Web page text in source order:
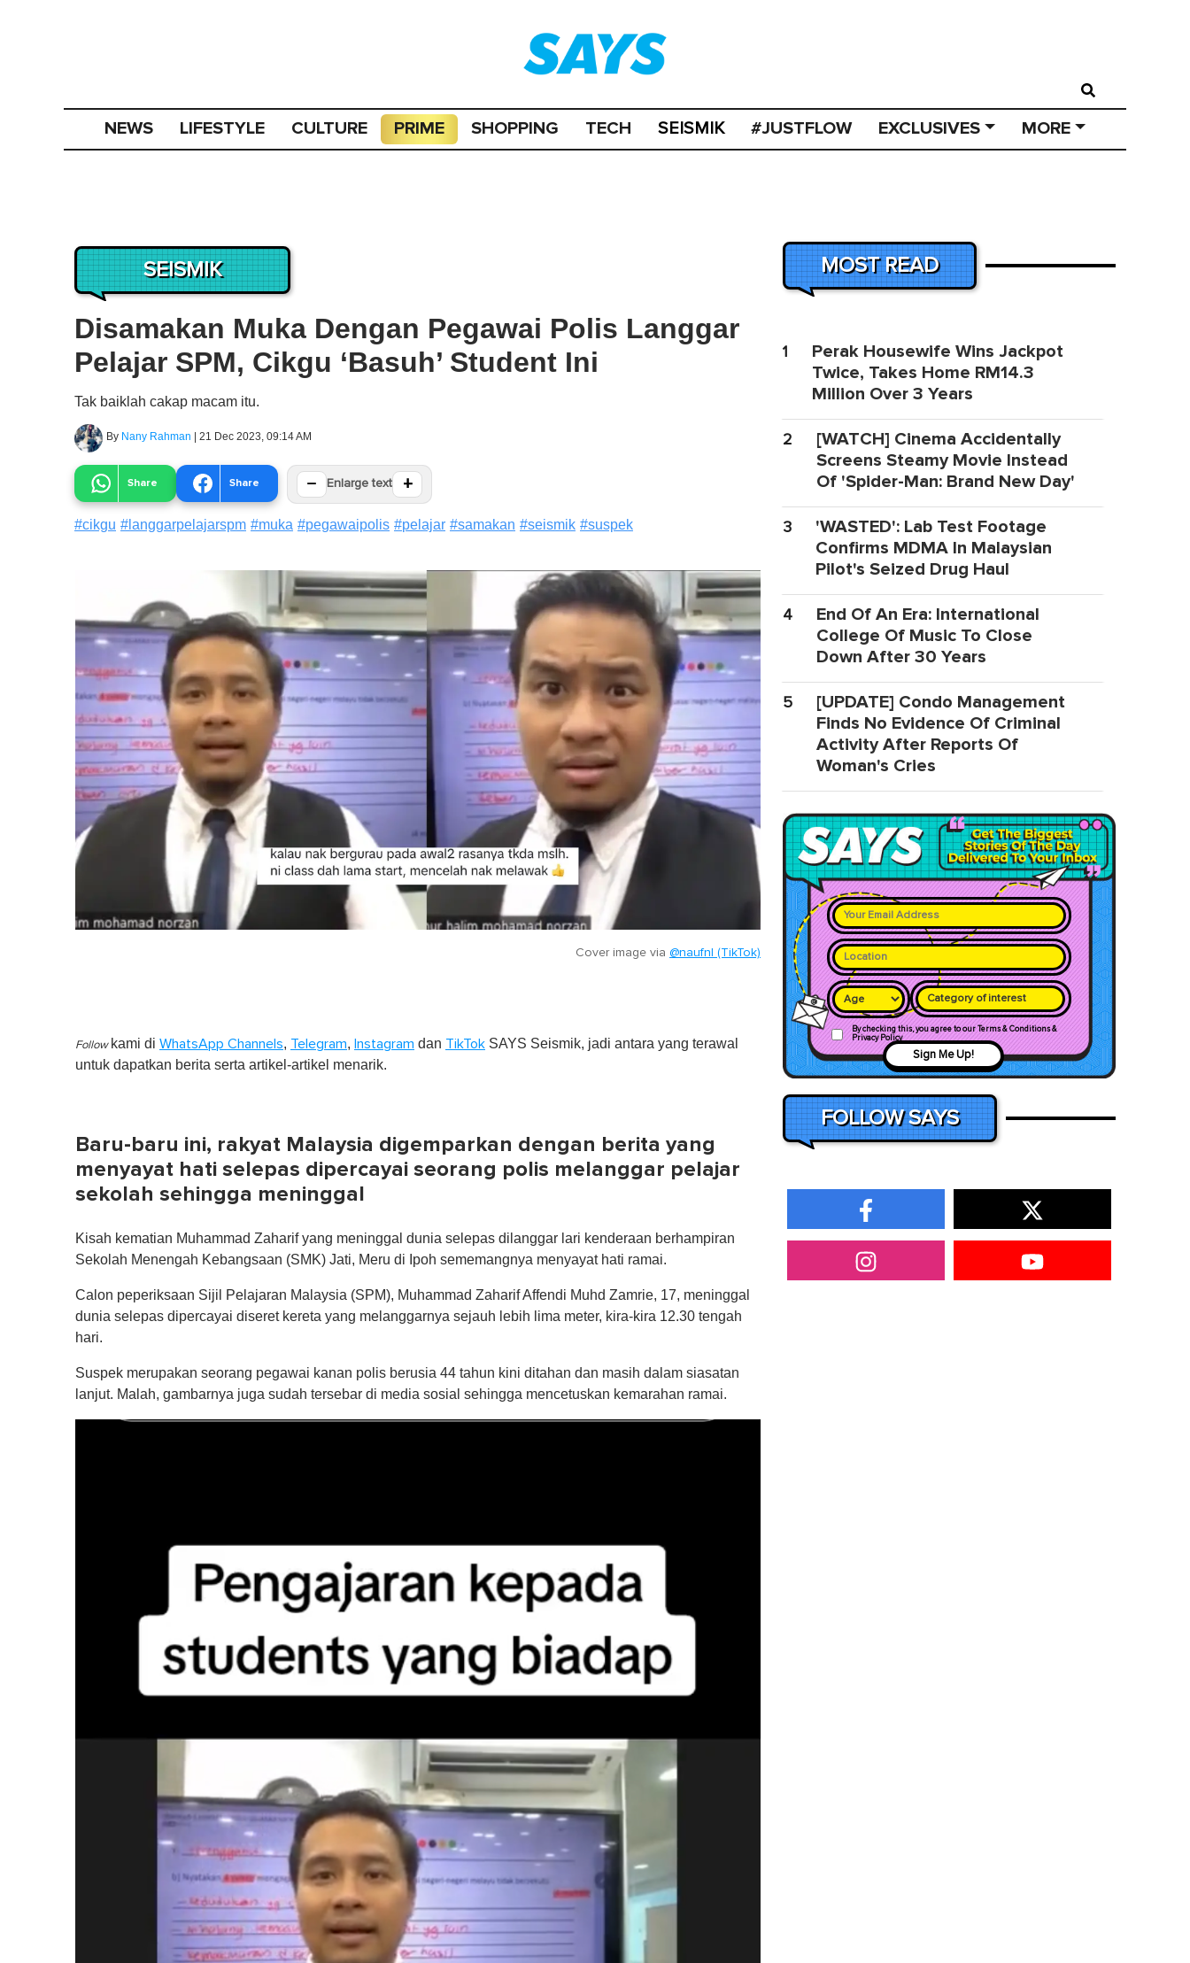
NEWS LIFESTYLE CULTURE PRIME SHOPPING TECH SEISMIK #JUSTFLOW EXCLUSIVES MORE
SEISMIK
Disamakan Muka Dengan Pegawai Polis Langgar
Pelajar SPM, Cikgu ‘Basuh’ Student Ini
Tak baiklah cakap macam itu.
By Nany Rahman | 21 Dec 2023, 09:14 AM
Share Share − Enlarge text +
#cikgu # langgarpelajarspm #muka #pegawaipolis #pelajar #samakan #seismik #suspek
Cover image via @naufnl (TikTok)
Follow kami di WhatsApp Channels, Telegram, Instagram dan TikTok SAYS Seismik, jadi antara yang terawal
untuk dapatkan berita serta artikel-artikel menarik.
Baru-baru ini, rakyat Malaysia digemparkan dengan berita yang
menyayat hati selepas dipercayai seorang polis melanggar pelajar
sekolah sehingga meninggal
Kisah kematian Muhammad Zaharif yang meninggal dunia selepas dilanggar lari kenderaan berhampiran
Sekolah Menengah Kebangsaan (SMK) Jati, Meru di Ipoh sememangnya menyayat hati ramai.
Calon peperiksaan Sijil Pelajaran Malaysia (SPM), Muhammad Zaharif Affendi Muhd Zamrie, 17, meninggal
dunia selepas dipercayai diseret kereta yang melanggarnya sejauh lebih lima meter, kira-kira 12.30 tengah
hari.
Suspek merupakan seorang pegawai kanan polis berusia 44 tahun kini ditahan dan masih dalam siasatan
lanjut. Malah, gambarnya juga sudah tersebar di media sosial sehingga mencetuskan kemarahan ramai.
MOST READ
1
Perak Housewife Wins Jackpot
Twice, Takes Home RM14.3
Million Over 3 Years
2
[WATCH] Cinema Accidentally
Screens Steamy Movie Instead
Of 'Spider-Man: Brand New Day'
3
'WASTED': Lab Test Footage
Confirms MDMA In Malaysian
Pilot's Seized Drug Haul
4
End Of An Era: International
College Of Music To Close
Down After 30 Years
5
[UPDATE] Condo Management
Finds No Evidence Of Criminal
Activity After Reports Of
Woman's Cries
Category of interest
By checking this, you agree to our Terms & Conditions &
Privacy Policy
Sign Me Up!
FOLLOW SAYS